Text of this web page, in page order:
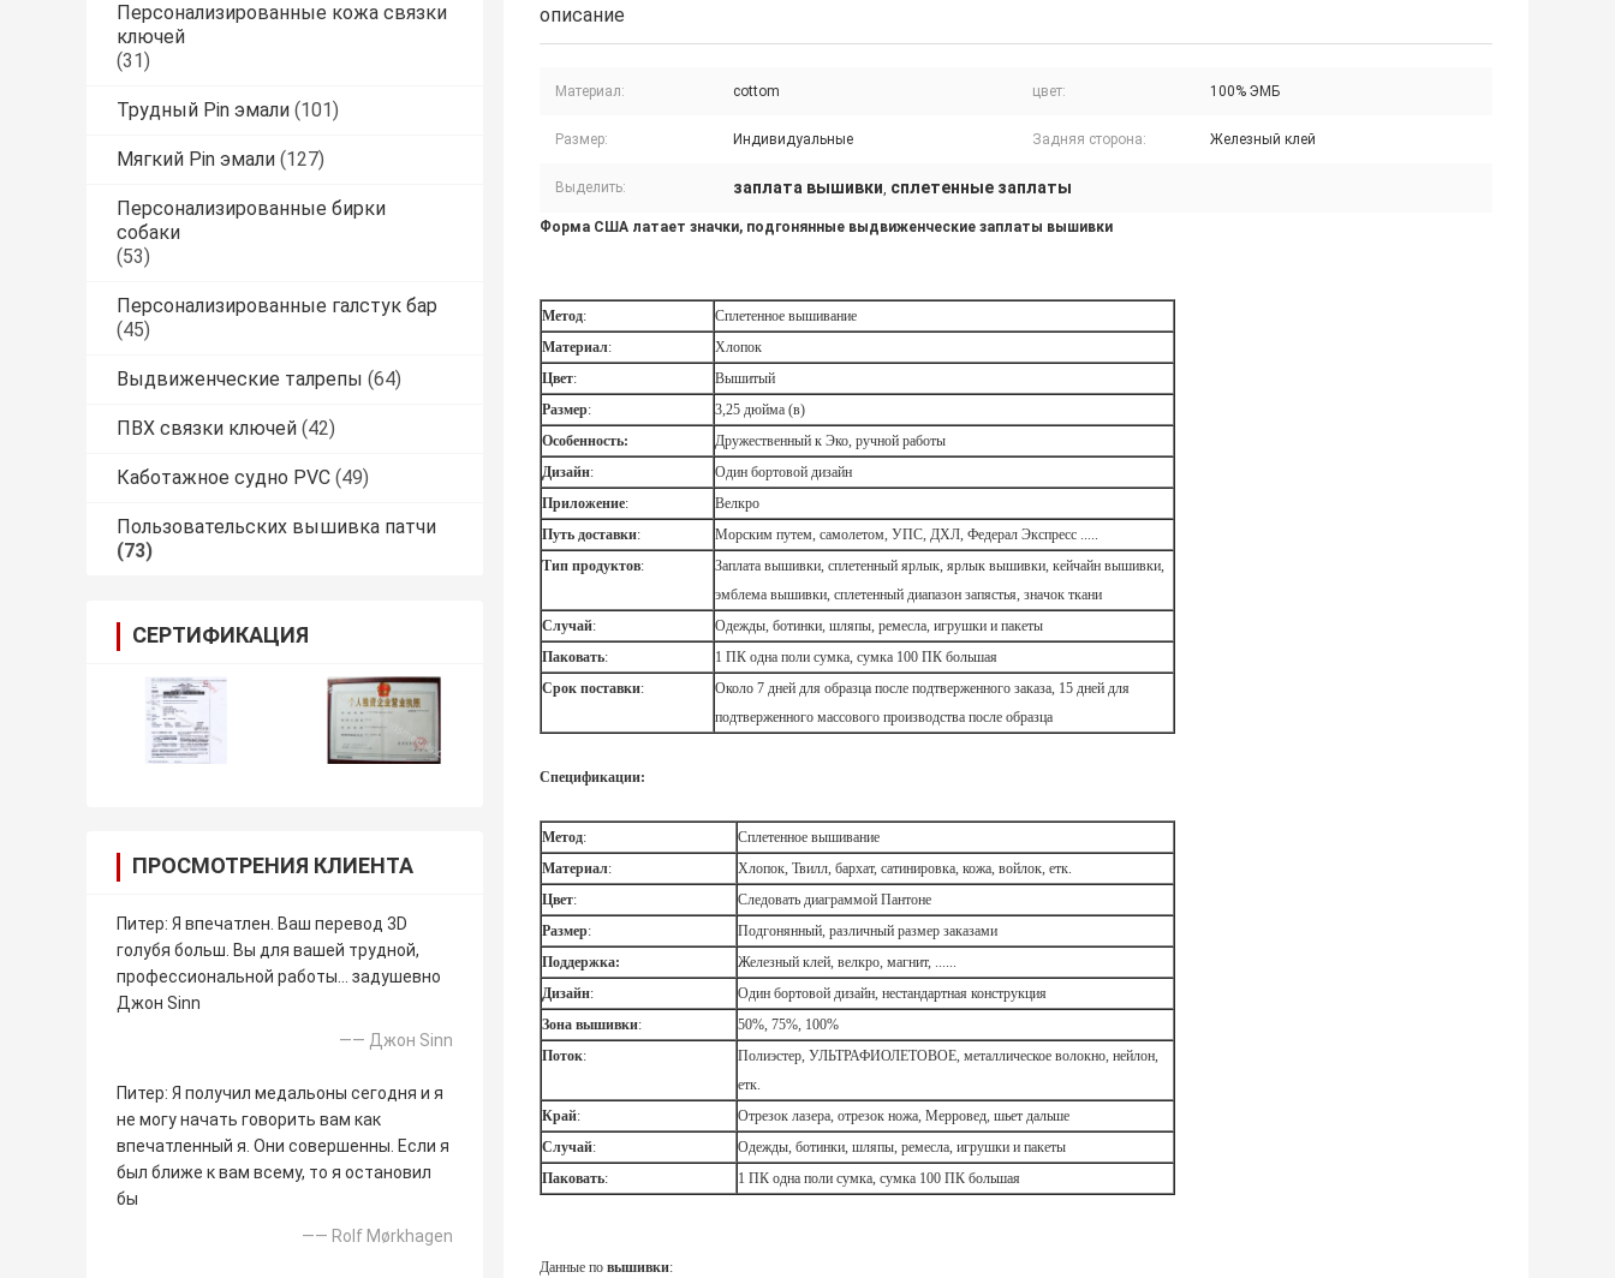
Персонализированные кожа связки
ключей
(31)
Трудный Pin эмали (101)
Мягкий Pin эмали (127)
Персонализированные бирки
собаки
(53)
Персонализированные галстук бар
(45)
Выдвиженческие талрепы (64)
ПВХ связки ключей (42)
Каботажное судно PVC (49)
Пользовательских вышивка патчи
(73)
СЕРТИФИКАЦИЯ
ПРОСМОТРЕНИЯ КЛИЕНТА
Питер: Я впечатлен. Ваш перевод 3D
голубя больш. Вы для вашей трудной,
профессиональной работы… задушевно
Джон Sinn
—— Джон Sinn
Питер: Я получил медальоны сегодня и я
не могу начать говорить вам как
впечатленный я. Они совершенны. Если я
был ближе к вам всему, то я остановил
бы
—— Rolf Mørkhagen
описание
Материал: cottom цвет: 100% ЭМБ
Размер: Индивидуальные Задняя сторона: Железный клей
Выделить: заплата вышивки, сплетенные заплаты
Форма США латает значки, подгонянные выдвиженческие заплаты вышивки
Метод:
Сплетенное вышивание
Материал:
Хлопок
Цвет:
Вышитый
Размер:
3,25 дюйма (в)
Особенность:
Дружественный к Эко, ручной работы
Дизайн:
Один бортовой дизайн
Приложение:
Велкро
Путь доставки:
Морским путем, самолетом, УПС, ДХЛ, Федерал Экспресс .....
Тип продуктов:
Заплата вышивки, сплетенный ярлык, ярлык вышивки, кейчайн вышивки,
эмблема вышивки, сплетенный диапазон запястья, значок ткани
Случай:
Одежды, ботинки, шляпы, ремесла, игрушки и пакеты
Паковать:
1 ПК одна поли сумка, сумка 100 ПК большая
Срок поставки:
Около 7 дней для образца после подтверженного заказа, 15 дней для
подтверженного массового производства после образца
Спецификации:
Метод:
Сплетенное вышивание
Материал:
Хлопок, Твилл, бархат, сатинировка, кожа, войлок, етк.
Цвет:
Следовать диаграммой Пантоне
Размер:
Подгонянный, различный размер заказами
Поддержка:
Железный клей, велкро, магнит, ......
Дизайн:
Один бортовой дизайн, нестандартная конструкция
Зона вышивки:
50%, 75%, 100%
Поток:
Полиэстер, УЛЬТРАФИОЛЕТОВОЕ, металлическое волокно, нейлон,
етк.
Край:
Отрезок лазера, отрезок ножа, Мерровед, шьет дальше
Случай:
Одежды, ботинки, шляпы, ремесла, игрушки и пакеты
Паковать: 1 ПК одна поли сумка, сумка 100 ПК большая
Данные по вышивки: